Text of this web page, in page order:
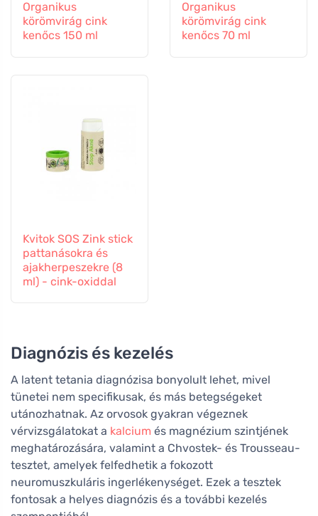
Organikus
körömvirág cink
kenőcs 150 ml
Organikus
körömvirág cink
kenőcs 70 ml
Kvitok SOS Zink stick
pattanásokra és
ajakherpeszekre (8
ml) - cink-oxiddal
Diagnózis és kezelés
A latent tetania diagnózisa bonyolult lehet, mivel
tünetei nem specifikusak, és más betegségeket
utánozhatnak. Az orvosok gyakran végeznek
vérvizsgálatokat a kalcium és magnézium szintjének
meghatározására, valamint a Chvostek- és Trousseau-
tesztet, amelyek felfedhetik a fokozott
neuromuszkuláris ingerlékenységet. Ezek a tesztek
fontosak a helyes diagnózis és a további kezelés